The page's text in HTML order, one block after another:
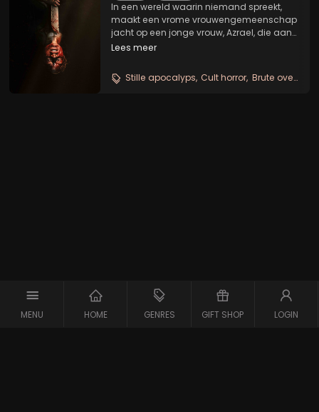
MENU HOME GENRES GIFT SHOP LOGIN
In een wereld waarin niemand spreekt,
maakt een vrome vrouwengemeenschap
jacht op een jonge vrouw, Azrael, die aan
haar gevangenschap is ontsnapt.
gevangennemen, zijn ze van plan de
jonge vrouw op te offeren om een oud...
Lees meer
Stille apocalyps Cult horror Brute overleving